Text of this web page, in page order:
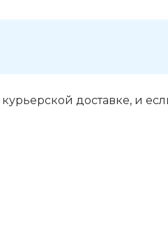
доставке, и